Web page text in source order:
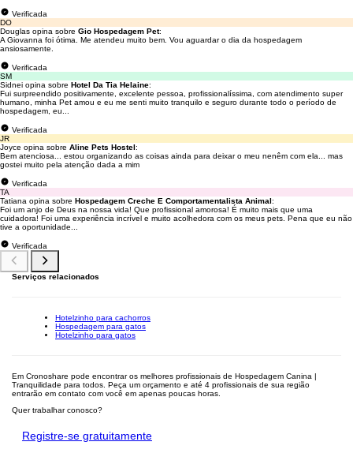
Verificada
DO
Douglas opina sobre Gio Hospedagem Pet:
A Giovanna foi ótima. Me atendeu muito bem. Vou aguardar o dia da hospedagem
ansiosamente.
Verificada
SM
Sidnei opina sobre Hotel Da Tia Helaine:
Fui surpreendido positivamente, excelente pessoa, profissionalíssima, com atendimento super
humano, minha Pet amou e eu me senti muito tranquilo e seguro durante todo o período de
hospedagem, eu...
Verificada
JR
Joyce opina sobre Aline Pets Hostel:
Bem atenciosa... estou organizando as coisas ainda para deixar o meu nenêm com ela... mas
gostei muito pela atenção dada a mim
Verificada
TA
Tatiana opina sobre Hospedagem Creche E Comportamentalista Animal:
Foi um anjo de Deus na nossa vida! Que profissional amorosa! É muito mais que uma
cuidadora! Foi uma experiência incrível e muito acolhedora com os meus pets. Pena que eu não
tive a oportunidade...
Verificada
Serviços relacionados
Hotelzinho para cachorros
Hospedagem para gatos
Hotelzinho para gatos
Em Cronoshare pode encontrar os melhores profissionais de Hospedagem Canina |
Tranquilidade para todos. Peça um orçamento e até 4 profissionais de sua região
entrarão em contato com você em apenas poucas horas.
Quer trabalhar conosco?
Registre-se gratuitamente